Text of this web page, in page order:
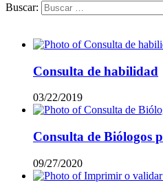
Buscar:
Consulta de habilidad
03/22/2019
Consulta de Biólogos
09/27/2020